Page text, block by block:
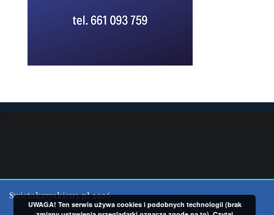
Swietokrzyskie112.pl 2026
UWAGA! Ten serwis używa cookies i podobnych technologii (brak